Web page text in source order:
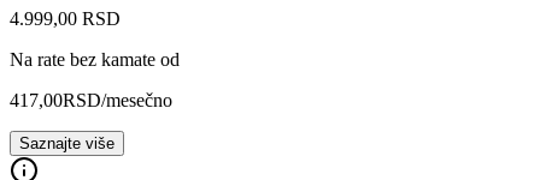
4.999,00 RSD
Na rate bez kamate od
417,00RSD/mesečno
Saznajte više